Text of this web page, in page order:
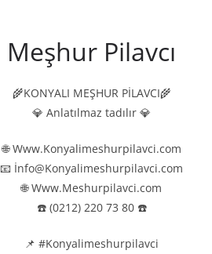
Meşhur Pilavcı
🌾KONYALI MEŞHUR PİLAVCI🌾
💎 Anlatılmaz tadılır 💎
🌐 Www.Konyalimeshurpilavci.com
📧 İnfo@Konyalimeshurpilavci.com
🌐 Www.Meshurpilavci.com
☎️ (0212) 220 73 80 ☎️
📌 #Konyalimeshurpilavci